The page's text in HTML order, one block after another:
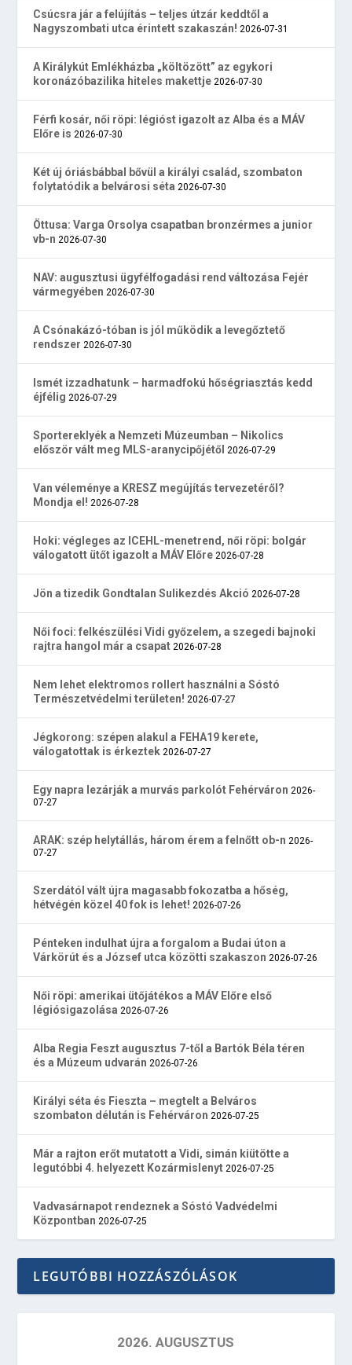
Csúcsra jár a felújítás – teljes útzár keddtől a
Nagyszombati utca érintett szakaszán! 2026-07-31
A Királykút Emlékházba „költözött” az egykori
koronázóbazilika hiteles makettje 2026-07-30
Férfi kosár, női röpi: légióst igazolt az Alba és a MÁV
Előre is 2026-07-30
Két új óriásbábbal bővül a királyi család, szombaton
folytatódik a belvárosi séta 2026-07-30
Öttusa: Varga Orsolya csapatban bronzérmes a junior
vb-n 2026-07-30
NAV: augusztusi ügyfélfogadási rend változása Fejér
vármegyében 2026-07-30
A Csónakázó-tóban is jól működik a levegőztető
rendszer 2026-07-30
Ismét izzadhatunk – harmadfokú hőségriasztás kedd
éjfélig 2026-07-29
Sportereklyék a Nemzeti Múzeumban – Nikolics
először vált meg MLS-aranycipőjétől 2026-07-29
Van véleménye a KRESZ megújítás tervezetéről?
Mondja el! 2026-07-28
Hoki: végleges az ICEHL-menetrend, női röpi: bolgár
válogatott ütőt igazolt a MÁV Előre 2026-07-28
Jön a tizedik Gondtalan Sulikezdés Akció 2026-07-28
Női foci: felkészülési Vidi győzelem, a szegedi bajnoki
rajtra hangol már a csapat 2026-07-28
Nem lehet elektromos rollert használni a Sóstó
Természetvédelmi területen! 2026-07-27
Jégkorong: szépen alakul a FEHA19 kerete,
válogatottak is érkeztek 2026-07-27
Egy napra lezárják a murvás parkolót Fehérváron 2026-
07-27
ARAK: szép helytállás, három érem a felnőtt ob-n 2026-
07-27
Szerdától vált újra magasabb fokozatba a hőség,
hétvégén közel 40 fok is lehet! 2026-07-26
Pénteken indulhat újra a forgalom a Budai úton a
Várkörút és a József utca közötti szakaszon 2026-07-26
Női röpi: amerikai ütőjátékos a MÁV Előre első
légiósigazolása 2026-07-26
Alba Regia Feszt augusztus 7-től a Bartók Béla téren
és a Múzeum udvarán 2026-07-26
Királyi séta és Fieszta – megtelt a Belváros
szombaton délután is Fehérváron 2026-07-25
Már a rajton erőt mutatott a Vidi, simán kiütötte a
legutóbbi 4. helyezett Kozármislenyt 2026-07-25
Vadvasárnapot rendeznek a Sóstó Vadvédelmi
Központban 2026-07-25
LEGUTÓBBI HOZZÁSZÓLÁSOK
2026. AUGUSZTUS